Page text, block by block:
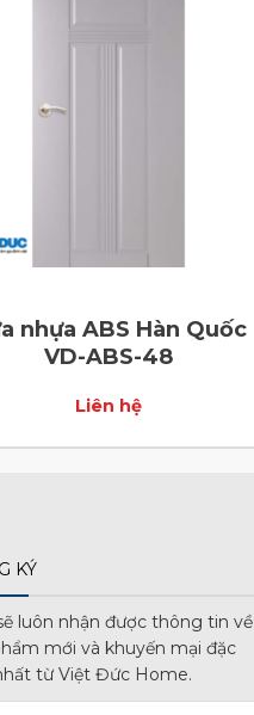
nhựa ABS Hàn Quốc
VD-ABS-48
Liên hệ
KÝ
luôn nhận được thông tin về
mới và khuyến mại đặc
từ Việt Đức Home.